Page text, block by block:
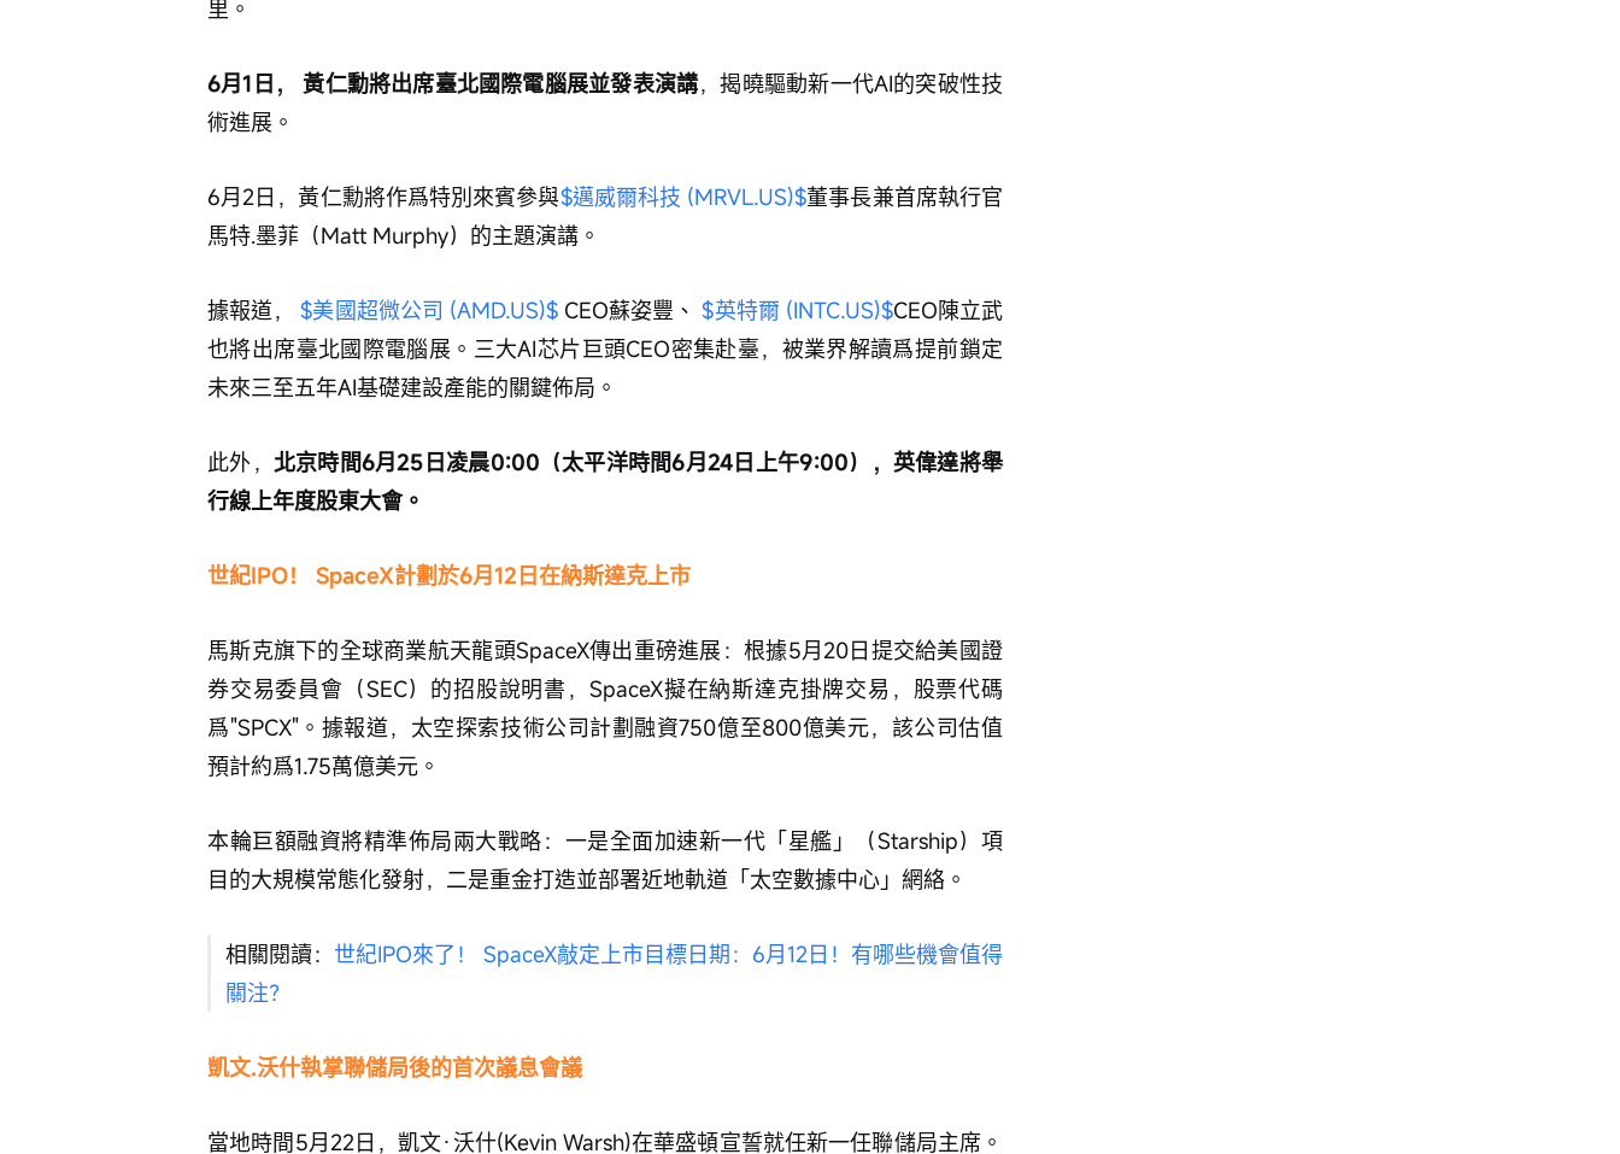
里。
6月1日， 黃仁勳將出席臺北國際電腦展並發表演講，揭曉驅動新一代AI的突破性技
術進展。
6月2日，黃仁勳將作爲特別來賓參與$邁威爾科技 (MRVL.US)$董事長兼首席執行官
馬特.墨菲（Matt Murphy）的主題演講。
據報道， $美國超微公司 (AMD.US)$ CEO蘇姿豐、 $英特爾 (INTC.US)$CEO陳立武
也將出席臺北國際電腦展。三大AI芯片巨頭CEO密集赴臺，被業界解讀爲提前鎖定
未來三至五年AI基礎建設產能的關鍵佈局。
此外， 北京時間6月25日凌晨0:00（太平洋時間6月24日上午9:00），英偉達將舉
行線上年度股東大會。
世紀IPO！ SpaceX計劃於6月12日在納斯達克上市
馬斯克旗下的全球商業航天龍頭SpaceX傳出重磅進展：根據5月20日提交給美國證
券交易委員會（SEC）的招股說明書，SpaceX擬在納斯達克掛牌交易，股票代碼
爲"SPCX"。據報道，太空探索技術公司計劃融資750億至800億美元，該公司估值
預計約爲1.75萬億美元。
本輪巨額融資將精準佈局兩大戰略：一是全面加速新一代「星艦」（Starship）項
目的大規模常態化發射，二是重金打造並部署近地軌道「太空數據中心」網絡。
相關閱讀： 世紀IPO來了！ SpaceX敲定上市目標日期：6月12日！有哪些機會值得
關注？
凱文.沃什執掌聯儲局後的首次議息會議
當地時間5月22日，凱文·沃什(Kevin Warsh)在華盛頓宣誓就任新一任聯儲局主席。